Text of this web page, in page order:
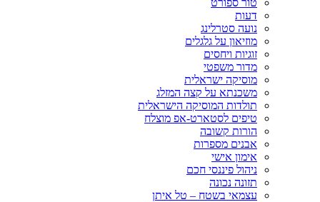
טור ספורט
דעות
נועה סטרלינג
מוזיאון על גלגלים
זוגיות ויחסים
מדור משפטי
מוסיקה ישראלית
משכנתא על קצה המזלג
תולדות המוסיקה הישראלית
טיפים לסטארט-אפ מוצלח
הורות קשובה
אבנים מספרות
אימון אישי
ניהול פיננסי חכם
תזונה נכונה
עצמאי בשטח – טל איתן